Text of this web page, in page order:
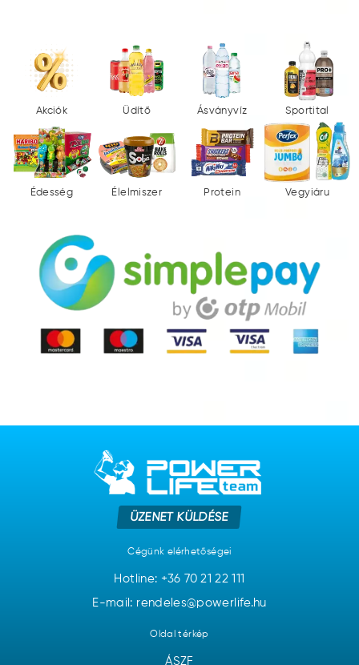
Akciók Üdítő Ásványvíz Sportital
Édesség Élelmiszer Protein Vegyiáru
ÜZENET KÜLDÉSE
Cégünk elérhetőségei
Hotline: +36 70 21 22 111
E-mail: rendeles@powerlife.hu
Oldal térkép
ÁSZF